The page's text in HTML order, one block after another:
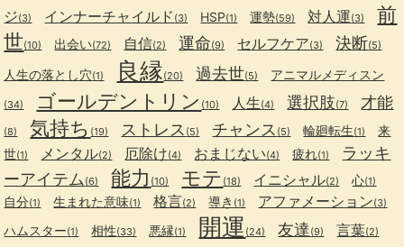
ジ(3) インナーチャイルド (3) HSP(1) 運勢(59) 対人運(3)
前
世(10) 出会い(72) 自信(2) 運命(9) セルフケア(3) 決断(5)
人生の落とし穴(1) 良縁(20) 過去世(5) アニマルメディスン
(34) ゴールデントリン (10) 人生(4) 選択肢(7) 才能
(8) 気持ち (19) ストレス (5) チャンス (5) 輪廻転生(1)
来
世(1) メンタル(2) 厄除け(4) おまじない(4) 疲れ(1)
ラッキ
ーアイテム (6) 能力 (10) モテ (18) イニシャル(2) 心(1)
自分(1) 生まれた意味(1) 格言(2) 導き (1) アファメーション(3)
ハムスター(1) 相性(33) 悪縁(1) 開運 (24) 友達 (9) 言葉(2)